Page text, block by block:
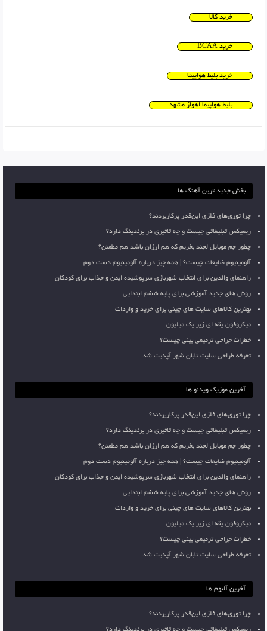
خرید کالا
خرید BCAA
خرید بلیط هواپیما
بلیط هواپیما اهواز مشهد
بخش جدید ترین آهنگ ها
چرا توری‌های فلزی این‌قدر پرکاربردند؟
ریمیکس تبلیغاتی چیست و چه تاثیری در برندینگ دارد؟
چطور جم موبایل لجند بخریم که هم ارزان باشد هم مطمئن؟
آلومینیوم ضایعات چیست؟ | همه چیز درباره آلومینیوم دست دوم
راهنمای والدین برای انتخاب شهربازی سرپوشیده ایمن و جذاب برای کودکان
روش های جدید آموزشی برای پایه ششم ابتدایی
بهترین کالاهای سایت های چینی برای خرید و واردات
میکروفون یقه ای زیر یک میلیون
خطرات جراحی ترمیمی بینی چیست؟
تعرفه طراحی سایت تابان شهر آپدیت شد
آخرین موزیک ویدئو ها
چرا توری‌های فلزی این‌قدر پرکاربردند؟
ریمیکس تبلیغاتی چیست و چه تاثیری در برندینگ دارد؟
چطور جم موبایل لجند بخریم که هم ارزان باشد هم مطمئن؟
آلومینیوم ضایعات چیست؟ | همه چیز درباره آلومینیوم دست دوم
راهنمای والدین برای انتخاب شهربازی سرپوشیده ایمن و جذاب برای کودکان
روش های جدید آموزشی برای پایه ششم ابتدایی
بهترین کالاهای سایت های چینی برای خرید و واردات
میکروفون یقه ای زیر یک میلیون
خطرات جراحی ترمیمی بینی چیست؟
تعرفه طراحی سایت تابان شهر آپدیت شد
آخرین آلبوم ها
چرا توری‌های فلزی این‌قدر پرکاربردند؟